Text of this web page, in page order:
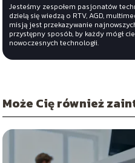
Jesteśmy zespołem pasjonatów
dzielą się wiedzą o RTV, AGD,
misją jest przekazywanie
przystępny sposób, by każdy mógł
nowoczesnych technologii.
Może Cię również